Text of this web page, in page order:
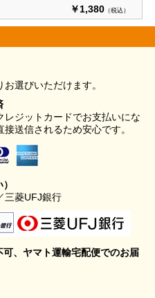
￥1,380 （税込）
選びいただけます。
ジットカードでお支払いにな
送信されるため安心です。
三菱UFJ銀行
、ヤマト運輸宅配便でのお届